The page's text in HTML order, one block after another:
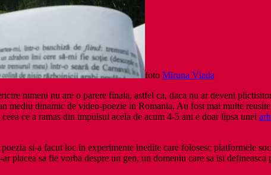
foto Miruna Vlada
nimeni nu are o parere finala, astfel ca, daca nu ar deveni
mediu dinamic de video-poezie in Romania. Au fost mai multe
ce a ramas din impulsul acela de acum 4-5 ani e doar lipsa unei
si-a facut loc in experimente inedite care folosesc platformele
sa fie vorba despre un gen, un domeniu care sa isi